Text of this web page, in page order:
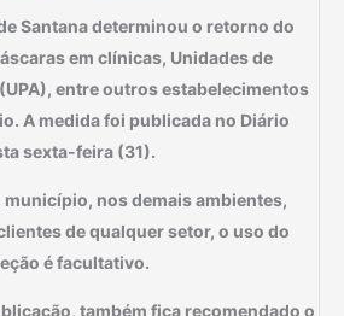
Santana determinou o retorno do
em clínicas, Unidades de
entre outros estabelecimentos
A medida foi publicada no Diário
sexta-feira (31).
município, nos demais ambientes,
de qualquer setor, o uso do
é facultativo.
também fica recomendado o